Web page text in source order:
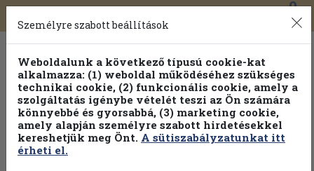
Toggle
navigation
0
Személyre szabott beállítások
Weboldalunk a következő típusú cookie-kat
alkalmazza: (1) weboldal működéséhez szükséges
technikai cookie, (2) funkcionális cookie, amely a
szolgáltatás igénybe vételét teszi az Ön számára
könnyebbé és gyorsabbá, (3) marketing cookie,
amely alapján személyre szabott hirdetésekkel
kereshetjük meg Önt. A sütiszabályzatunkat itt
érheti el.